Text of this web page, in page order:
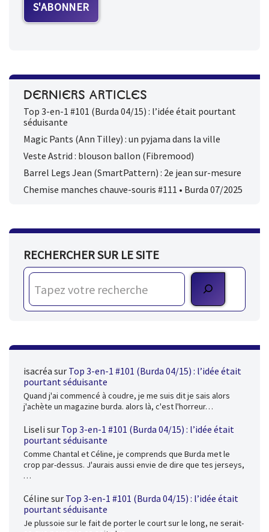
DERNIERS ARTICLES
Top 3-en-1 #101 (Burda 04/15) : l’idée était pourtant
séduisante
Magic Pants (Ann Tilley) : un pyjama dans la ville
Veste Astrid : blouson ballon (Fibremood)
Barrel Legs Jean (SmartPattern) : 2e jean sur-mesure
Chemise manches chauve-souris #111 • Burda 07/2025
RECHERCHER SUR LE SITE
isacréa sur Top 3-en-1 #101 (Burda 04/15) : l’idée était
pourtant séduisante
Quand j'ai commencé à coudre, je me suis dit je sais alors
j'achète un magazine burda. alors là, c'est l'horreur…
Liseli sur Top 3-en-1 #101 (Burda 04/15) : l’idée était
pourtant séduisante
Comme Chantal et Céline, je comprends que Burda met le
crop par-dessus. J'aurais aussi envie de dire que tes jerseys,
…
Céline sur Top 3-en-1 #101 (Burda 04/15) : l’idée était
pourtant séduisante
Je plussoie sur le fait de porter le court sur le long, ne serait-